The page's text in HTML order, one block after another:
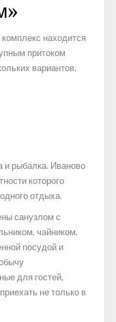
находится
притоком
вариантов,
и рыбалка. Иваново
которого
отдыха.
санузлом с
чайником.
посудой и
для гостей,
не только в